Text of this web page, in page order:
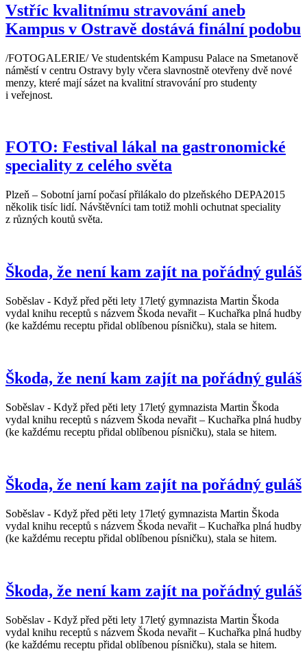
Vstříc kvalitnímu stravování aneb
Kampus v Ostravě dostává finální podobu
/FOTOGALERIE/ Ve studentském Kampusu Palace na Smetanově
náměstí v centru Ostravy byly včera slavnostně otevřeny dvě nové
menzy, které mají sázet na kvalitní stravování pro studenty
i veřejnost.
FOTO: Festival lákal na gastronomické
speciality z celého světa
Plzeň – Sobotní jarní počasí přilákalo do plzeňského DEPA2015
několik tisíc lidí. Návštěvníci tam totiž mohli ochutnat speciality
z různých koutů světa.
Škoda, že není kam zajít na pořádný guláš
Soběslav - Když před pěti lety 17letý gymnazista Martin Škoda
vydal knihu receptů s názvem Škoda nevařit – Kuchařka plná hudby
(ke každému receptu přidal oblíbenou písničku), stala se hitem.
Škoda, že není kam zajít na pořádný guláš
Soběslav - Když před pěti lety 17letý gymnazista Martin Škoda
vydal knihu receptů s názvem Škoda nevařit – Kuchařka plná hudby
(ke každému receptu přidal oblíbenou písničku), stala se hitem.
Škoda, že není kam zajít na pořádný guláš
Soběslav - Když před pěti lety 17letý gymnazista Martin Škoda
vydal knihu receptů s názvem Škoda nevařit – Kuchařka plná hudby
(ke každému receptu přidal oblíbenou písničku), stala se hitem.
Škoda, že není kam zajít na pořádný guláš
Soběslav - Když před pěti lety 17letý gymnazista Martin Škoda
vydal knihu receptů s názvem Škoda nevařit – Kuchařka plná hudby
(ke každému receptu přidal oblíbenou písničku), stala se hitem.